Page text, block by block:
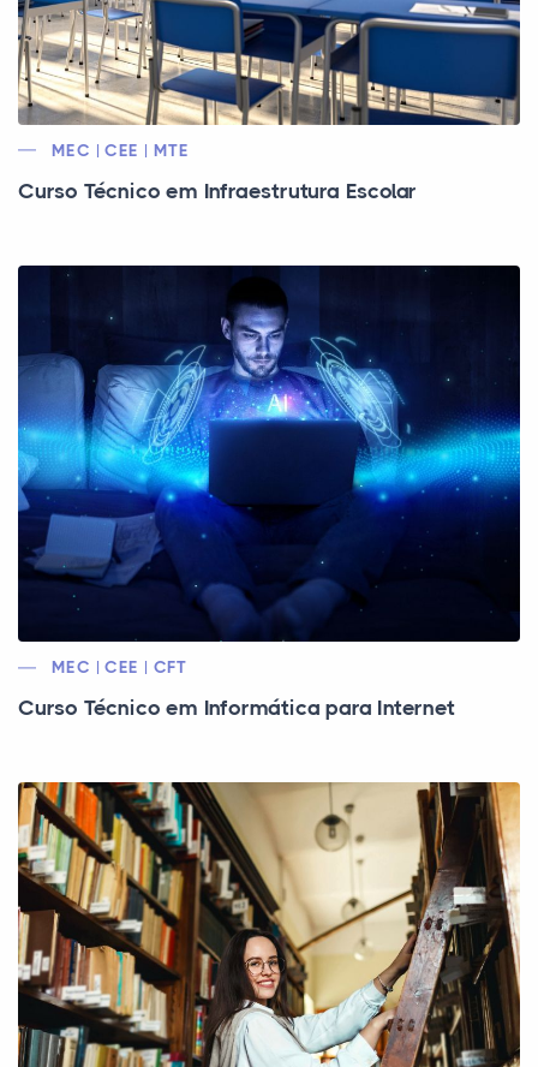
MEC | CEE | MTE
Curso Técnico em Infraestrutura Escolar
MEC | CEE | CFT
Curso Técnico em Informática para Internet